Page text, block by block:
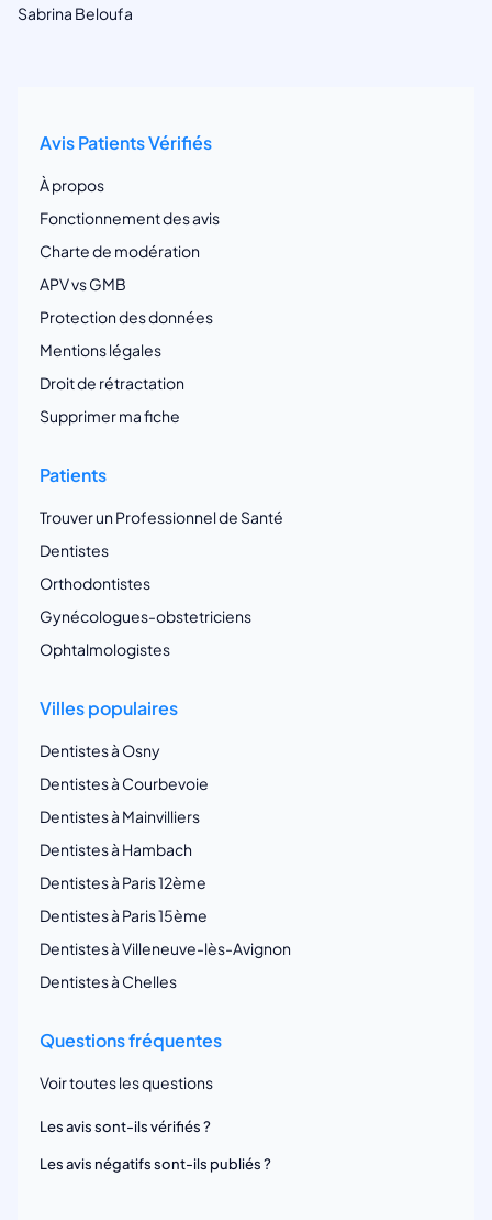
Sabrina Beloufa
Avis Patients Vérifiés
À propos
Fonctionnement des avis
Charte de modération
APV vs GMB
Protection des données
Mentions légales
Droit de rétractation
Supprimer ma fiche
Patients
Trouver un Professionnel de Santé
Dentistes
Orthodontistes
Gynécologues-obstetriciens
Ophtalmologistes
Villes populaires
Dentistes à Osny
Dentistes à Courbevoie
Dentistes à Mainvilliers
Dentistes à Hambach
Dentistes à Paris 12ème
Dentistes à Paris 15ème
Dentistes à Villeneuve-lès-Avignon
Dentistes à Chelles
Questions fréquentes
Voir toutes les questions
Les avis sont-ils vérifiés ?
Les avis négatifs sont-ils publiés ?